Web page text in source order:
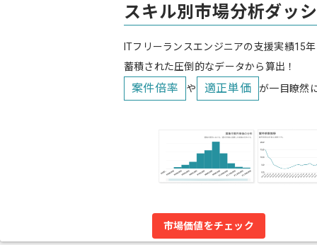
スキル別市場分析ダッ
ITフリーランスエンジニアの支援実績15
蓄積された圧倒的なデータから算出！
案件倍率 や 適正単価 が一目瞭然
市場価値をチェック